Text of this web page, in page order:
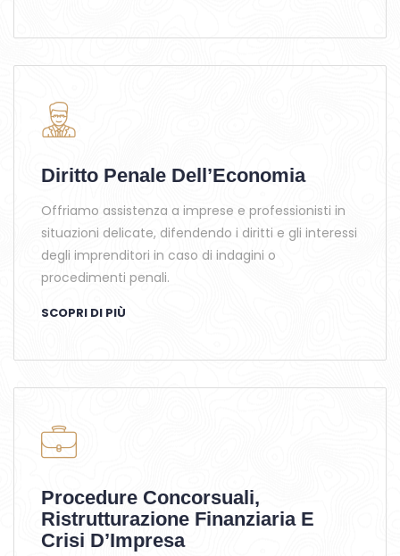
Diritto Penale Dell’Economia
Offriamo assistenza a imprese e professionisti in
situazioni delicate, difendendo i diritti e gli interessi
degli imprenditori in caso di indagini o
procedimenti penali.
SCOPRI DI PIÙ
Procedure Concorsuali,
Ristrutturazione Finanziaria E
Crisi D’Impresa